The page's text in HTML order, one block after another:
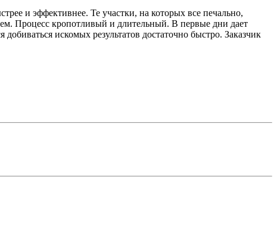
и эффективнее. Те участки, на которых все печально,
Процесс кропотливый и длительный. В первые дни дает
искомых результатов достаточно быстро. Заказчик